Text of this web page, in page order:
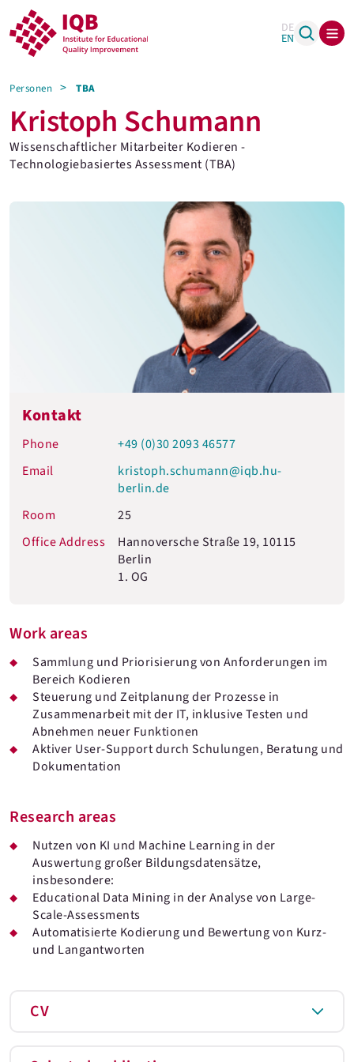
DE
EN
Work areas
Sammlung und Priorisierung von Anforderungen im
Bereich Kodieren
Steuerung und Zeitplanung der Prozesse in
Zusammenarbeit mit der IT, inklusive Testen und
Abnehmen neuer Funktionen
Aktiver User-Support durch Schulungen, Beratung und
Dokumentation
Research areas
Nutzen von KI und Machine Learning in der
Auswertung großer Bildungsdatensätze,
insbesondere:
Educational Data Mining in der Analyse von Large-
Scale-Assessments
Automatisierte Kodierung und Bewertung von Kurz-
und Langantworten
CV
Personen TBA
Kristoph Schumann
Wissenschaftlicher Mitarbeiter Kodieren -
Technologiebasiertes Assessment (TBA)
Kontakt
Phone
+49 (0)30 2093 46577
Email
kristoph.schumann@iqb.hu-
berlin.de
Room
25
Office Address
Hannoversche Straße 19, 10115
Berlin
1. OG